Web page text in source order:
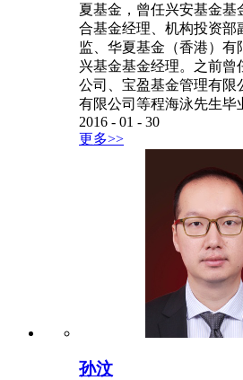
夏基金，曾任兴安基金基
合基金经理、机构投资部
监、华夏基金（香港）有
兴基金基金经理。之前
公司、宝盈基金管理有限
有限公司等程海泳先生毕
2016 - 01 - 30
更多>>
孙汶